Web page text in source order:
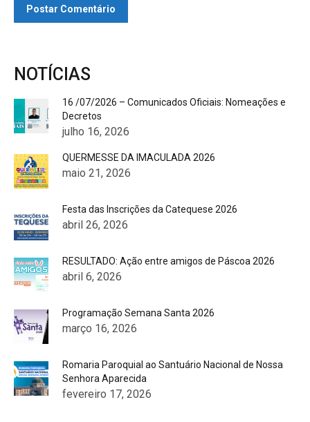
Postar Comentário
NOTÍCIAS
16 /07/2026 – Comunicados Oficiais: Nomeações e
Decretos
julho 16, 2026
QUERMESSE DA IMACULADA 2026
maio 21, 2026
Festa das Inscrições da Catequese 2026
abril 26, 2026
RESULTADO: Ação entre amigos de Páscoa 2026
abril 6, 2026
Programação Semana Santa 2026
março 16, 2026
Romaria Paroquial ao Santuário Nacional de Nossa
Senhora Aparecida
fevereiro 17, 2026